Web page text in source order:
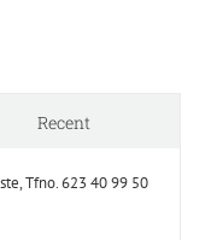
Recent
Tfno. 623 40 99 50